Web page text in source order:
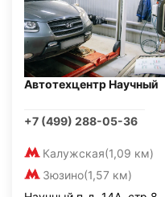
Автотехцентр Научный
+7 (499) 288-05-36
Калужская(1,09 км)
Зюзино(1,57 км)